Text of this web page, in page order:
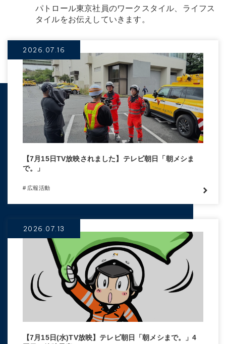
パトロール東京社員のワークスタイル、ライフス
タイルをお伝えしていきます。
2026.07.16
【7月15日TV放映されました】テレビ朝日「朝メシま
で。」
# 広報活動
2026.07.13
【7月15日(水)TV放映】テレビ朝日「朝メシまで。」4